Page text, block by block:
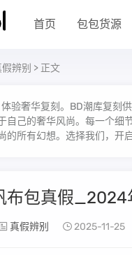
首页 包包货源
假辨别 > 正文
验奢华复刻。BD潮库复刻
自己的奢华风尚。每一个细
的所有幻想。选择我们，开
布包真假_2024
真假辨别 2025-11-25